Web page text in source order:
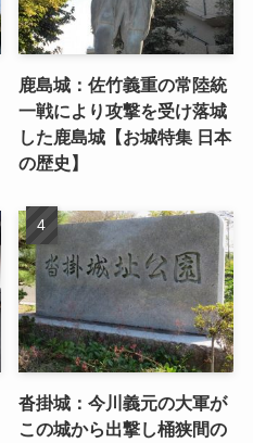
鹿島城：佐竹義重の常陸統
一戦により攻撃を受け落城
した鹿島城【お城特集 日本
の歴史】
沓掛城：今川義元の大軍が
この城から出撃し桶狭間の